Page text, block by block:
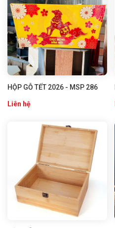
HỘP GỖ TẾT 2026 - MSP 286
Liên hệ